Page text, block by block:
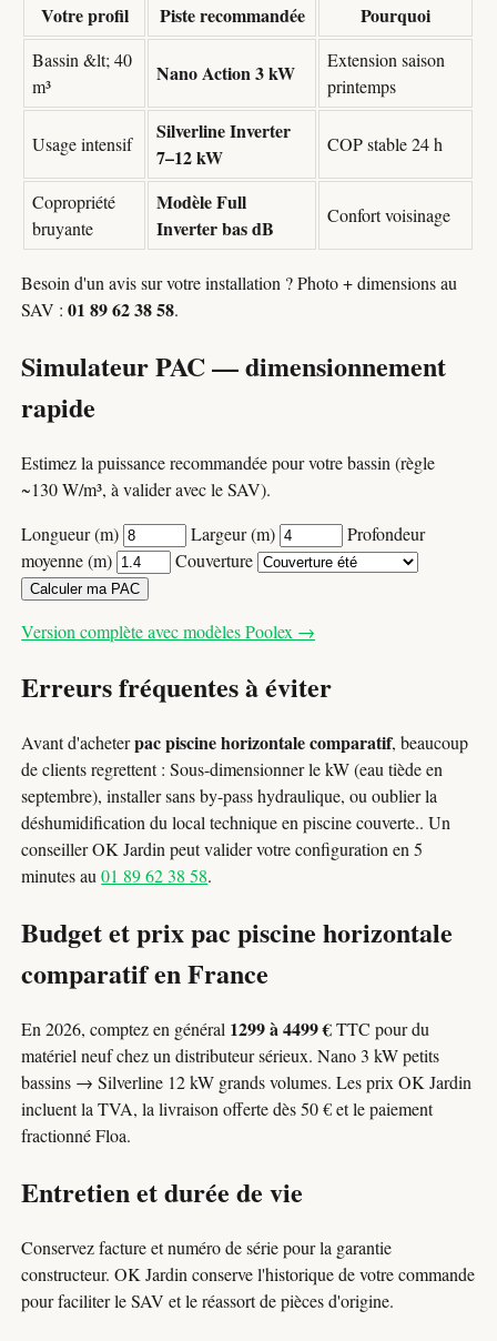
Votre profil Piste recommandée Pourquoi
Bassin &lt; 40
m³
Nano Action 3 kW
Extension saison
printemps
Usage intensif
Silverline Inverter
7–12 kW
COP stable 24 h
Copropriété
bruyante
Modèle Full
Inverter bas dB
Confort voisinage
Besoin d'un avis sur votre installation ? Photo + dimensions au
SAV :01 89 62 38 58.
Simulateur PAC — dimensionnement
rapide
Estimez la puissance recommandée pour votre bassin (règle
~130 W/m³, à valider avec le SAV).
Longueur (m)
Largeur (m)
Profondeur
moyenne (m)
Couverture
Calculer ma PAC
Version complète avec modèles Poolex →
Erreurs fréquentes à éviter
Avant d'acheterpac piscine horizontale comparatif, beaucoup
de clients regrettent : Sous-dimensionner le kW (eau tiède en
septembre), installer sans by-pass hydraulique, ou oublier la
déshumidification du local technique en piscine couverte.. Un
conseiller OK Jardin peut valider votre configuration en 5
minutes au01 89 62 38 58.
Budget et prix pac piscine horizontale
comparatif en France
En 2026, comptez en général 1299 à 4499 €TTC pour du
matériel neuf chez un distributeur sérieux. Nano 3 kW petits
bassins → Silverline 12 kW grands volumes. Les prix OK Jardin
incluent la TVA, la livraison offerte dès 50 € et le paiement
fractionné Floa.
Entretien et durée de vie
Conservez facture et numéro de série pour la garantie
constructeur. OK Jardin conserve l'historique de votre commande
pour faciliter le SAV et le réassort de pièces d'origine.